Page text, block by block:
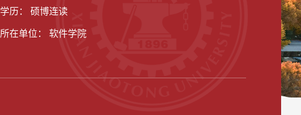
学历： 硕博连读
所在单位： 软件学院